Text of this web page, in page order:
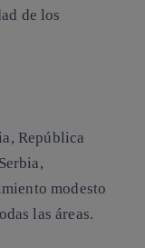
de los
República
modesto
las áreas.